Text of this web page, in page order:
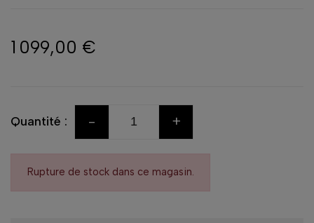
1 099,00 €
Quantité : - +
Rupture de stock dans ce magasin.